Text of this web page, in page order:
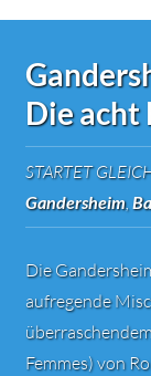
Die acht
STARTET
Gandersheim,
Die
aufregende
Femmes) von